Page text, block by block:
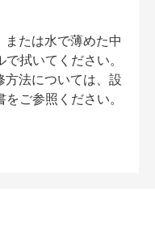
たは水で薄めた中
拭いてください。
法については、設
ご参照ください。